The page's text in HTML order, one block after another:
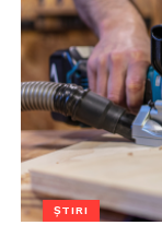
ȘTIRI